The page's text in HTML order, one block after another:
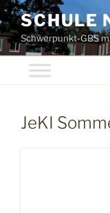
Zum
Inhalt
springen
SCHULE
Schwerpunkt-GBS
JeKI